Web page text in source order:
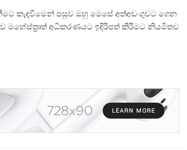
කැඳවීමෙන් පසුව ඔහු මෙසේ අත්අඩංගුවට ගෙන
මහේස්ත්‍රාත් අධිකරණයට ඉදිරිපත් කිරීමට නියමිතව